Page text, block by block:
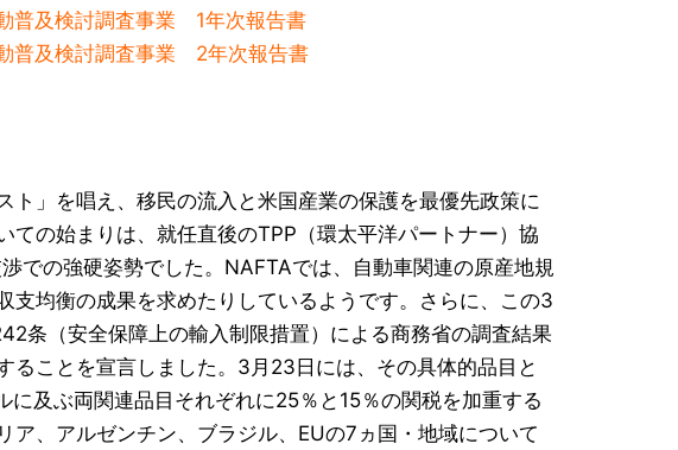
普及検討調査事業 1年次報告書
普及検討調査事業 2年次報告書
ト」を唱え、移民の流入と米国産業の保護を最優先政策に
の始まりは、就任直後のTPP（環太平洋パートナー）協
での強硬姿勢でした。NAFTAでは、自動車関連の原産地規
支均衡の成果を求めたりしているようです。さらに、この3
条（安全保障上の輸入制限措置）による商務省の調査結果
ることを宣言しました。3月23日には、その具体的品目と
及ぶ両関連品目それぞれに25％と15％の関税を加重する
ア、アルゼンチン、ブラジル、EUの7ヵ国・地域について